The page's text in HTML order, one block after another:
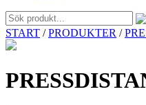
Skip
to
START /PRODUKTER /